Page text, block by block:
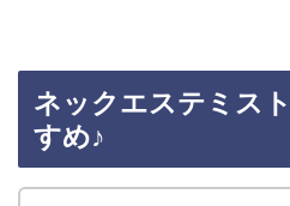
ネックエステミス
すめ♪